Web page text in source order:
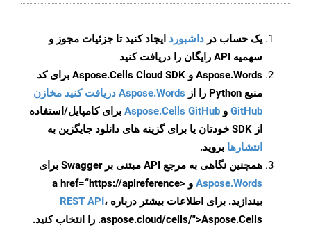
یک حساب در داشبورد ایجاد کنید تا جزئیات مجوز و
سهمیه API رایگان را دریافت کنید
Aspose.Words و Aspose.Cells Cloud SDK برای کد
منبع Python را از
Aspose.Words دریافت کنید مخازن
GitHub و Aspose.Cells GitHub برای کامپایل/استفاده
از SDK خودتان یا برای گزینه های دانلود جایگزین به
انتشارها بروید.
همچنین نگاهی به مرجع API مبتنی بر Swagger برای
Aspose.Words
و <a href=“https://apireference
بیندازید. برای اطلاعات بیشتر درباره REST API،
.aspose.cloud/cells/">Aspose.Cells را انتخاب کنید.